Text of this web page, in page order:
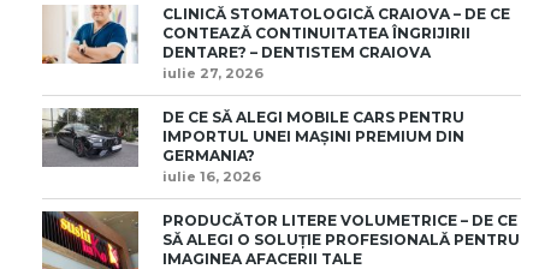
CLINICĂ STOMATOLOGICĂ CRAIOVA – DE CE
CONTEAZĂ CONTINUITATEA ÎNGRIJIRII
DENTARE? – DENTISTEM CRAIOVA
iulie 27, 2026
DE CE SĂ ALEGI MOBILE CARS PENTRU
IMPORTUL UNEI MAȘINI PREMIUM DIN
GERMANIA?
iulie 16, 2026
PRODUCĂTOR LITERE VOLUMETRICE – DE CE
SĂ ALEGI O SOLUȚIE PROFESIONALĂ PENTRU
IMAGINEA AFACERII TALE